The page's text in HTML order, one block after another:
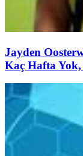
Jayden
Kaç Hafta